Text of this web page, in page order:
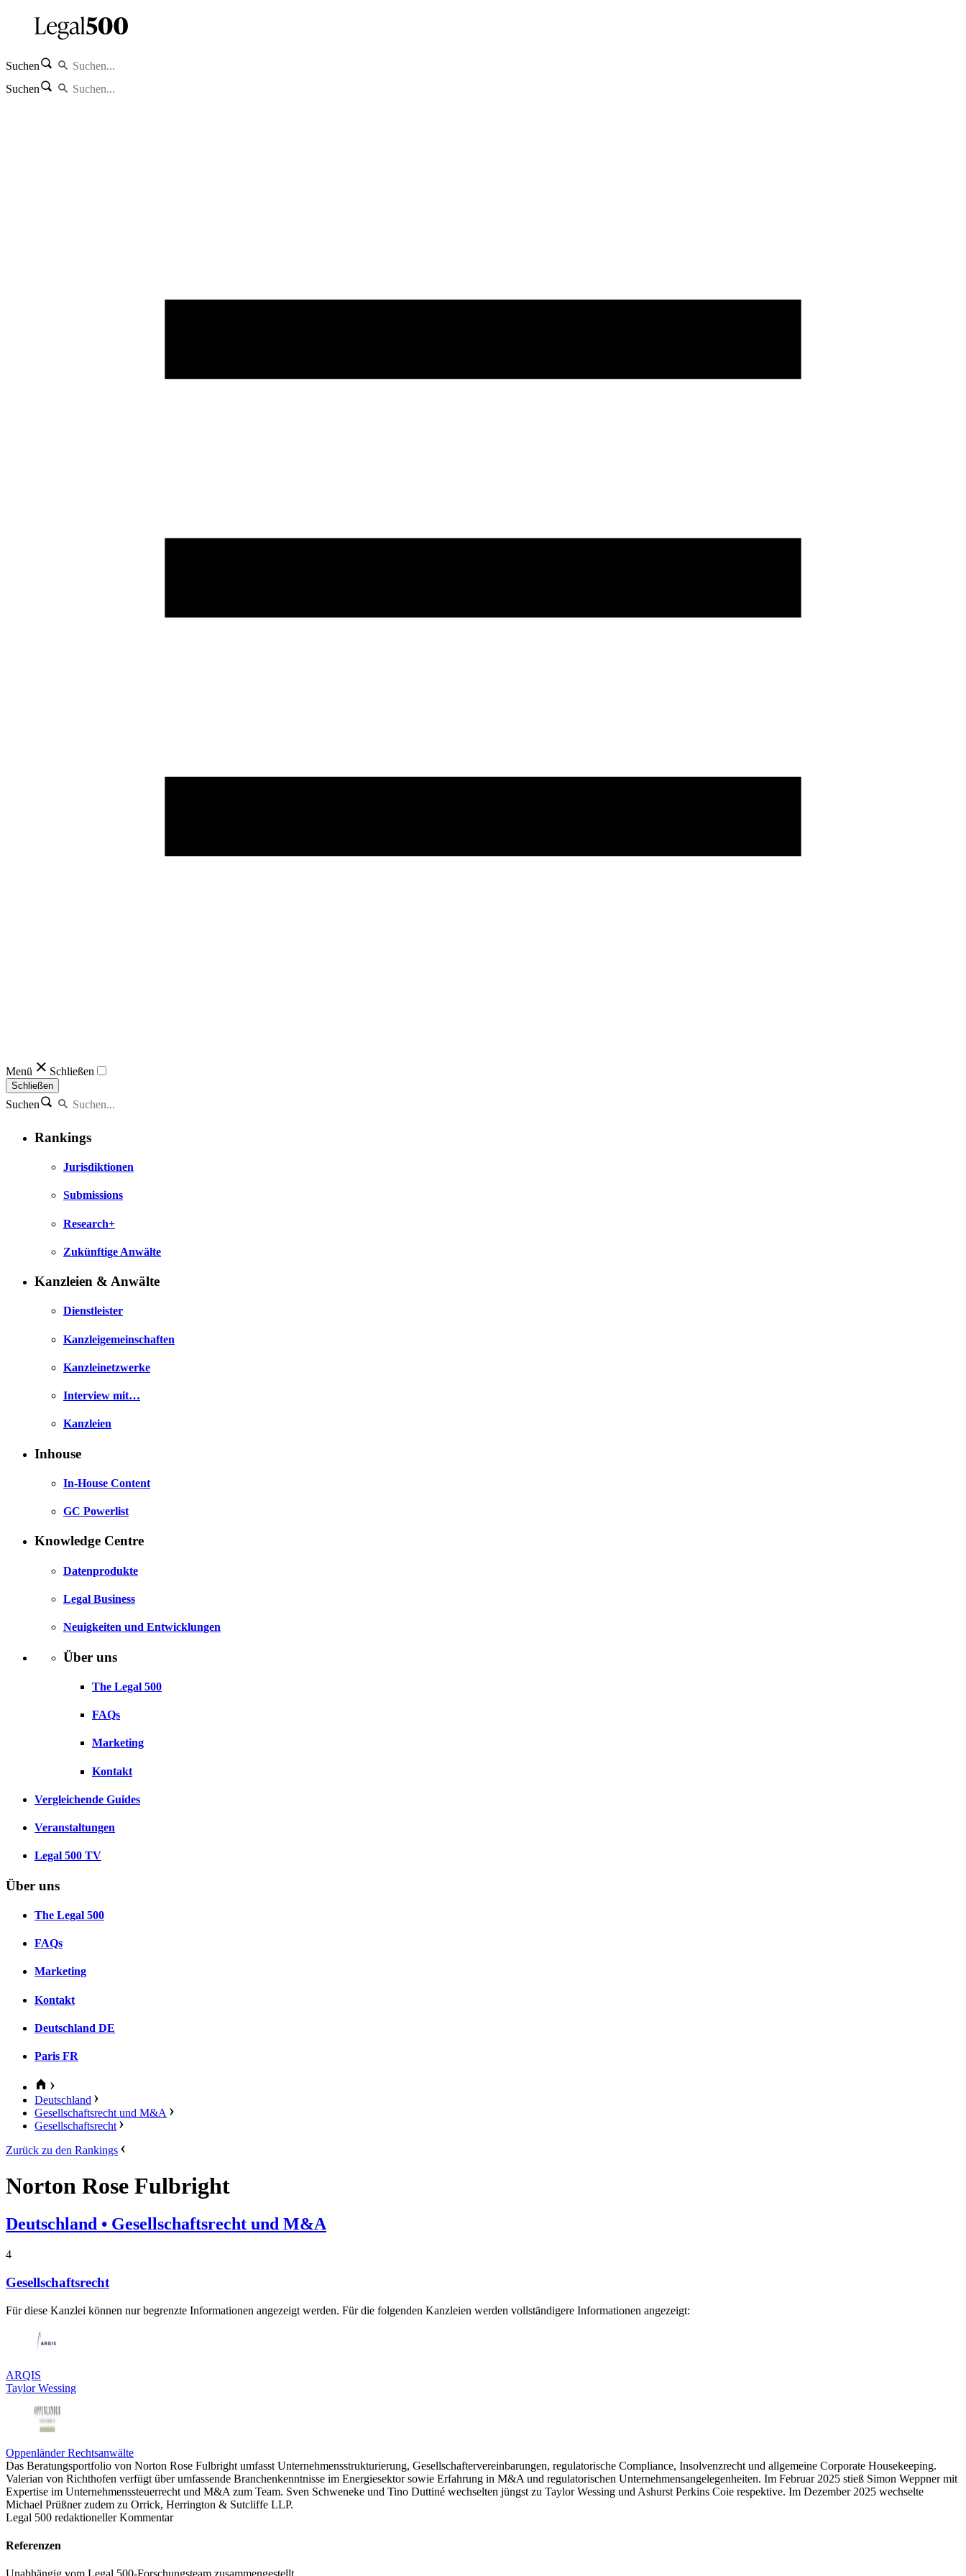
Suchen
Suchen
Menü Schließen
Schließen
Suchen
Rankings
Jurisdiktionen
Submissions
Research+
Zukünftige Anwälte
Kanzleien & Anwälte
Dienstleister
Kanzleigemeinschaften
Kanzleinetzwerke
Interview mit…
Kanzleien
Inhouse
In-House Content
GC Powerlist
Knowledge Centre
Datenprodukte
Legal Business
Neuigkeiten und Entwicklungen
Über uns
The Legal 500
FAQs
Marketing
Kontakt
Vergleichende Guides
Veranstaltungen
Legal 500 TV
Über uns
The Legal 500
FAQs
Marketing
Kontakt
Deutschland DE
Paris FR
Deutschland
Gesellschaftsrecht und M&A
Gesellschaftsrecht
Zurück zu den Rankings
Norton Rose Fulbright
Deutschland • Gesellschaftsrecht und M&A
4
Gesellschaftsrecht
Für diese Kanzlei können nur begrenzte Informationen angezeigt werden. Für die folgenden Kanzleien werden vollständigere Informationen angezeigt:
ARQIS
Taylor Wessing
Oppenländer Rechtsanwälte
Das Beratungsportfolio von Norton Rose Fulbright umfasst Unternehmensstrukturierung, Gesellschaftervereinbarungen, regulatorische Compliance, Insolvenzrecht und allgemeine Corporate Housekeeping.
Valerian von Richthofen verfügt über umfassende Branchenkenntnisse im Energiesektor sowie Erfahrung in M&A und regulatorischen Unternehmensangelegenheiten. Im Februar 2025 stieß Simon Weppner mit
Expertise im Unternehmenssteuerrecht und M&A zum Team. Sven Schweneke und Tino Duttiné wechselten jüngst zu Taylor Wessing und Ashurst Perkins Coie respektive. Im Dezember 2025 wechselte
Michael Prüßner zudem zu Orrick, Herrington & Sutcliffe LLP.
Legal 500 redaktioneller Kommentar
Referenzen